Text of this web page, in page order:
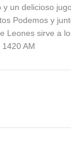
y un delicioso
Podemos y
Leones sirve a
AM